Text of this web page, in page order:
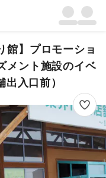
館】プロモーショ
メント施設のイベ
入口前）